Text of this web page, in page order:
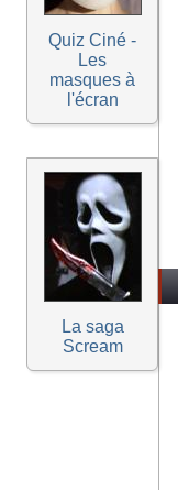
Quiz Ciné -
Les
masques à
l'écran
La saga
Scream